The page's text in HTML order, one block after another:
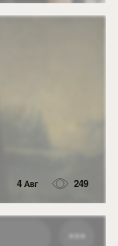
4 Авг 249